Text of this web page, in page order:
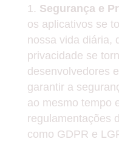
Segurança e
os aplicativos se
nossa vida diária,
privacidade se
desenvolvedores
garantir a
ao mesmo tempo
regulamentações
como GDPR e